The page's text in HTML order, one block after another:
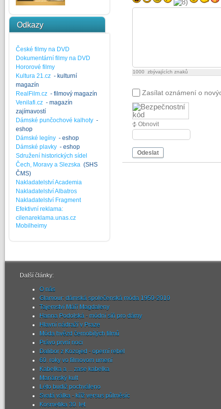
Odkazy
České filmy na DVD
Dokumentární filmy na DVD
Hororové filmy
Kultura 21.cz - kulturní
magazín
RealFilm.cz - filmový magazín
Venilafi.cz - magazín
zajímavostí
Dámské punčochové kalhoty -
eshop
Dámské legíny - eshop
Dámské plavky - eshop
Sdružení historických sídel
Čech, Moravy a Slezska (SHS
ČMS)
Nakladatelství Academia
Nakladatelství Albatros
Nakladatelství Fragment
Efektivní reklama:
cilenareklama.unas.cz
Mobilheimy
1000 zbývajících znaků
Zasílat oznámení o
Obnovit
Odeslat
Další články:
O nás
Glamour: dámská společenská móda 1950-2010
Tajemství Máří Magdaleny
Hanna Podolská - módní síň pro dámy
Hlavní nádraží v Praze
Móda hvězd černobílých filmů
Právo první noci
Dalibor z Kozojed - operní rebel
60. roky vo filmovom umení
Kabelka a ... zase kabelka
Mariánský kult
Léto budiž pochváleno
Svatá válka - kříž versus půlměsíc
Kosmetika 30. let